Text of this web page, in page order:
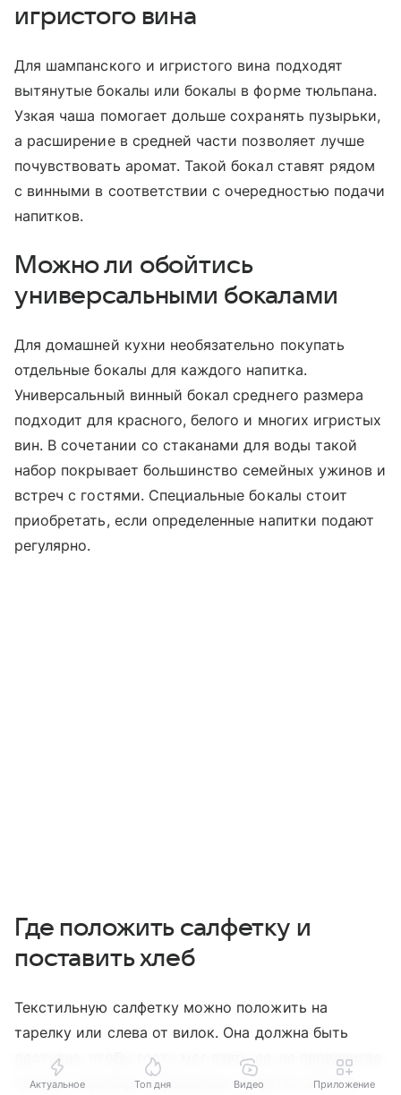
игристого вина
Для шампанского и игристого вина подходят
вытянутые бокалы или бокалы в форме тюльпана.
Узкая чаша помогает дольше сохранять пузырьки,
а расширение в средней части позволяет лучше
почувствовать аромат. Такой бокал ставят рядом
с винными в соответствии с очередностью подачи
напитков.
Можно ли обойтись
универсальными бокалами
Для домашней кухни необязательно покупать
отдельные бокалы для каждого напитка.
Универсальный винный бокал среднего размера
подходит для красного, белого и многих игристых
вин. В сочетании со стаканами для воды такой
набор покрывает большинство семейных ужинов и
встреч с гостями. Специальные бокалы стоит
приобретать, если определенные напитки подают
регулярно.
Где положить салфетку и
поставить хлеб
Текстильную салфетку можно положить на
тарелку или слева от вилок. Она должна быть
доступна, чтобы гость мог взять ее, не передвигая
посуду и приборы. Бумажные салфетки обычно
Актуальное Топ дня Видео Приложение